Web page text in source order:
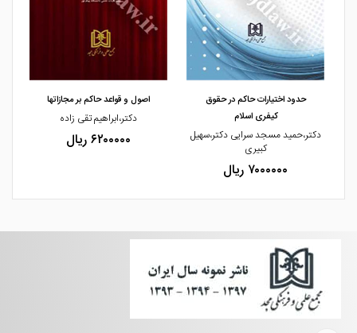
مشاهده و خرید
حدود اختیارات حاکم در حقوق
کیفری اسلام
دکتر،حمید مسجد سرایی دکتر،سهیل
کبیری
۷۰۰۰۰۰۰ ریال
اصول و قواعد حاکم بر مجازاتها
دکتر،ابراهیم تقی زاده
۶۲۰۰۰۰۰ ریال